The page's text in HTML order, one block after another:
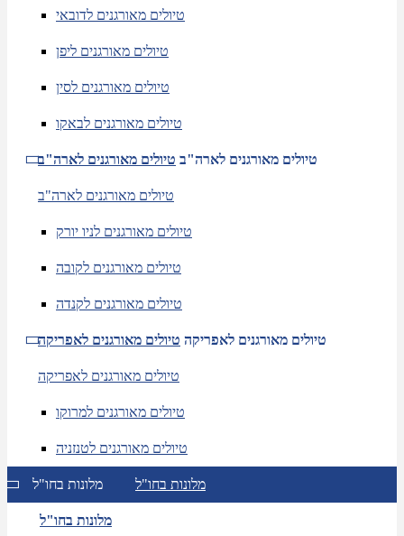
טיולים מאורגנים לדובאי
טיולים מאורגנים ליפן
טיולים מאורגנים לסין
טיולים מאורגנים לבאקו
טיולים מאורגנים לארה"ב טיולים מאורגנים לארה"ב
טיולים מאורגנים לארה"ב
טיולים מאורגנים לניו יורק
טיולים מאורגנים לקובה
טיולים מאורגנים לקנדה
טיולים מאורגנים לאפריקה טיולים מאורגנים לאפריקה
טיולים מאורגנים לאפריקה
טיולים מאורגנים למרוקו
טיולים מאורגנים לטנזניה
מלונות בחו"ל מלונות בחו"ל
מלונות בחו"ל